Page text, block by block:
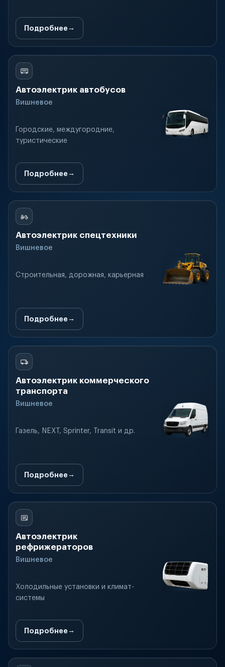
Подробнее
Автоэлектрик автобусов
Вишневое
Городские, междугородние,
туристические
Подробнее
Автоэлектрик спецтехники
Вишневое
Строительная, дорожная, карьерная
Подробнее
Автоэлектрик коммерческого
транспорта
Вишневое
Газель, NEXT, Sprinter, Transit и др.
Подробнее
Автоэлектрик
рефрижераторов
Вишневое
Холодильные установки и климат-
системы
Подробнее